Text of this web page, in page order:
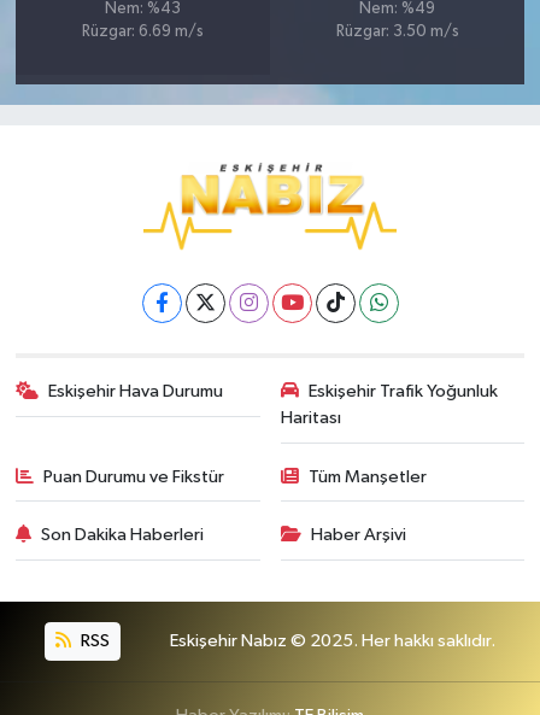
Nem: %43
Rüzgar: 6.69 m/s
Nem: %49
Rüzgar: 3.50 m/s
Eskişehir Hava Durumu
Eskişehir Trafik Yoğunluk
Haritası
Puan Durumu ve Fikstür Tüm Manşetler
Son Dakika Haberleri Haber Arşivi
RSS Eskişehir Nabız © 2025. Her hakkı saklıdır.